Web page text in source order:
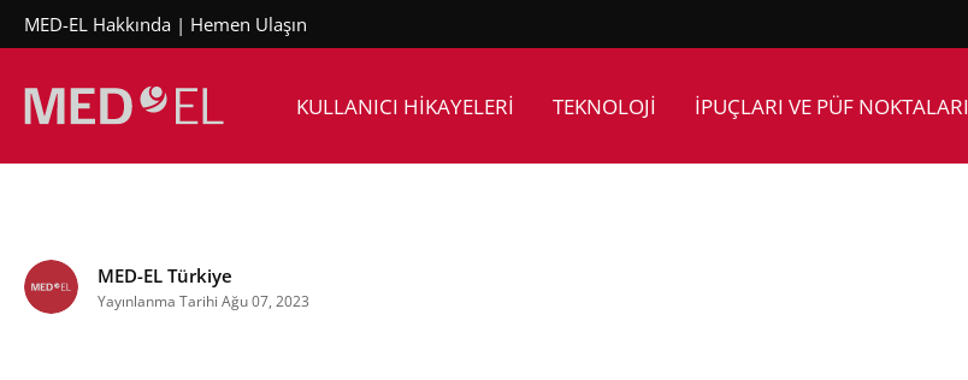
MED-EL Hakkında Hemen Ulaşın
KULLANICI HİKAYELERİ TEKNOLOJİ İPUÇLARI VE PÜF NOKTALARI
MED-EL Türkiye
Yayınlanma Tarihi Ağu 07, 2023